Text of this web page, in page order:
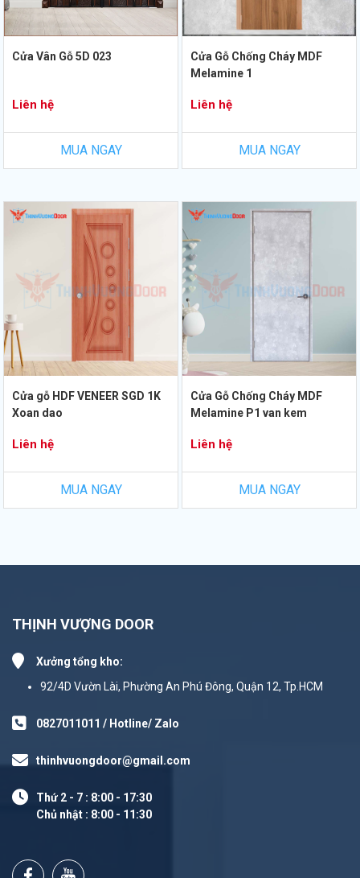
Cửa Vân Gỗ 5D 023
Liên hệ
MUA NGAY
Cửa Gỗ Chống Cháy MDF
Melamine 1
Liên hệ
MUA NGAY
Cửa gỗ HDF VENEER SGD 1K
Xoan dao
Liên hệ
MUA NGAY
Cửa Gỗ Chống Cháy MDF
Melamine P1 van kem
Liên hệ
MUA NGAY
THỊNH VƯỢNG DOOR
Xưởng tổng kho:
92/4D Vườn Lài, Phường An Phú Đông, Quận 12, Tp.HCM
0827011011 / Hotline/ Zalo
thinhvuongdoor@gmail.com
Thứ 2 - 7 : 8:00 - 17:30
Chủ nhật : 8:00 - 11:30